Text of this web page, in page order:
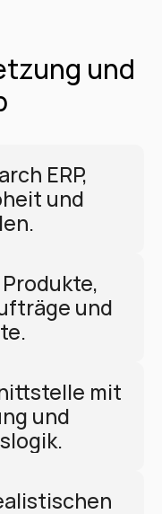
und
ERP,
und
und
mit
und